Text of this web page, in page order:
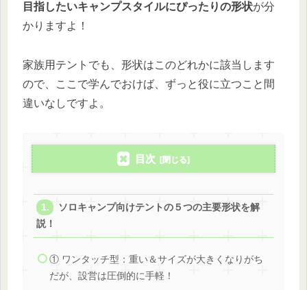
目指したいキャンプスタイルにぴったりの形状が分
かりますよ！
家族用テントでも、形状はこのどれかに該当します
ので、ここで学んでおけば、ずっと役に立つこと間
違いなしですよ。
目次
ソロキャンプ向けテントの５つの主要形状を解
説！
① ワンタッチ型：重い＆サイズが大きくなりがち
だが、設営は圧倒的に手軽！